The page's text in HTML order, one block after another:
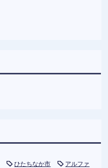
ひたちなか市
アルファ